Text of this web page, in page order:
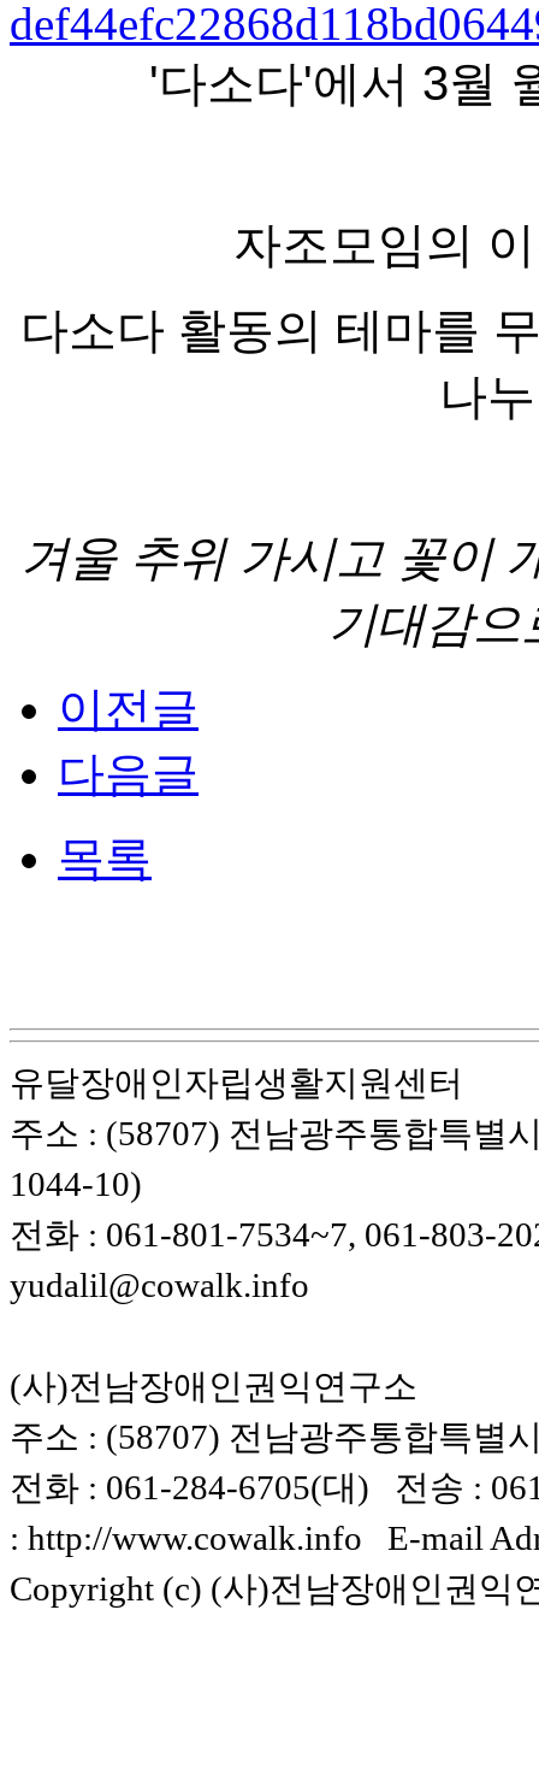
'다소다'에서 3월
자조모임의
다소다 활동의 테마를
나
겨울 추위 가시고 꽃이
기대감으
이전글
다음글
목록
유달장애인자립생활지원센터
주소 : (58707) 전남광주통합특별
1044-10)
전화 : 061-801-7534~7, 061-803-
yudalil@cowalk.info
(사)전남장애인권익연구소
주소 : (58707) 전남광주통합특별
전화 : 061-284-6705(대) 전송 :
: http://www.cowalk.info E-mail
Copyright (c) (사)전남장애인권익